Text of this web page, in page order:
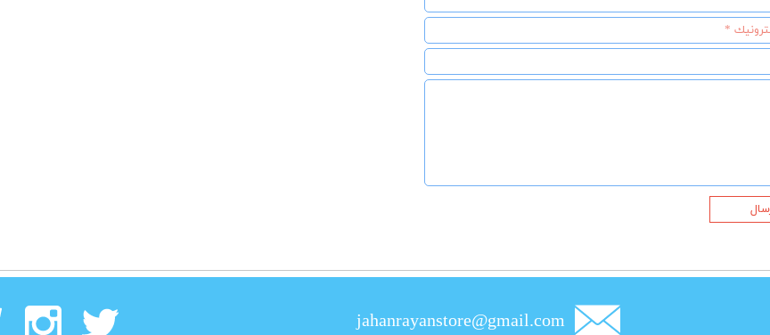
jahanrayanstore@gmail.com